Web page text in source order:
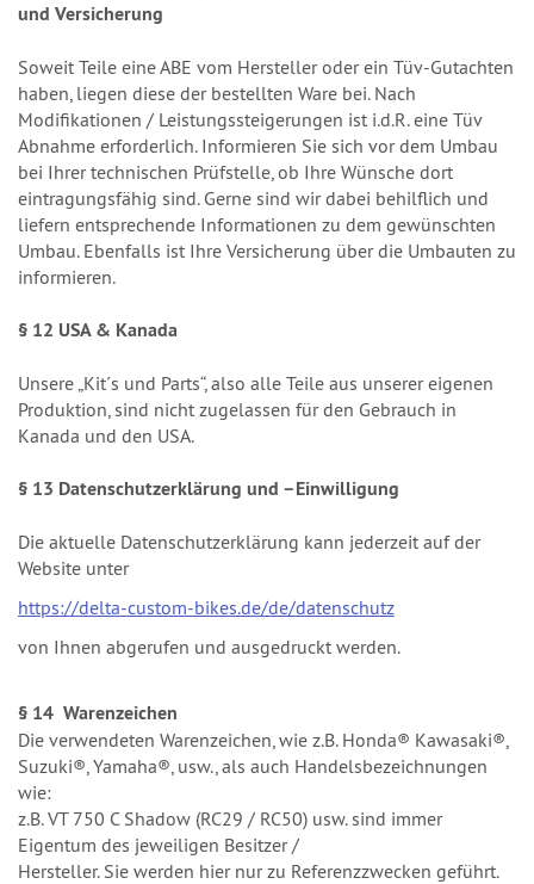
und Versicherung
Soweit Teile eine ABE vom Hersteller oder ein Tüv-Gutachten
haben, liegen diese der bestellten Ware bei. Nach
Modifikationen / Leistungssteigerungen ist i.d.R. eine Tüv
Abnahme erforderlich. Informieren Sie sich vor dem Umbau
bei Ihrer technischen Prüfstelle, ob Ihre Wünsche dort
eintragungsfähig sind. Gerne sind wir dabei behilflich und
liefern entsprechende Informationen zu dem gewünschten
Umbau. Ebenfalls ist Ihre Versicherung über die Umbauten zu
informieren.
§ 12 USA & Kanada
Unsere „Kit´s und Parts“, also alle Teile aus unserer eigenen
Produktion, sind nicht zugelassen für den Gebrauch in
Kanada und den USA.
§ 13 Datenschutzerklärung und –Einwilligung
Die aktuelle Datenschutzerklärung kann jederzeit auf der
Website unter
https://delta-custom-bikes.de/de/datenschutz
von Ihnen abgerufen und ausgedruckt werden.
§ 14 Warenzeichen
Die verwendeten Warenzeichen, wie z.B. Honda® Kawasaki®,
Suzuki®, Yamaha®, usw., als auch Handelsbezeichnungen
wie:
z.B. VT 750 C Shadow (RC29 / RC50) usw. sind immer
Eigentum des jeweiligen Besitzer /
Hersteller. Sie werden hier nur zu Referenzzwecken geführt.